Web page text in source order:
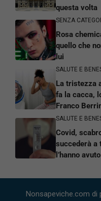
questa volta
SENZA
Rosa
quello che
lui
SALUTE E
La tristezza
fa la cacca,
Franco
SALUTE E
Covid,
succederà a
l’hanno avuto
Nonsapeviche.com di